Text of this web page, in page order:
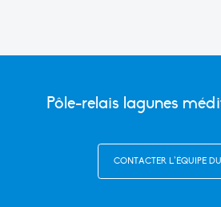
Pôle-relais lagunes
CONTACTER L’ÉQUIPE